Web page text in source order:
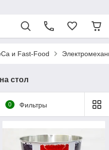
и Fast-Food
стол
0 Фильтры